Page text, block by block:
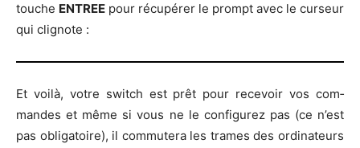
touche ENTREE pour récu­pé­rer le prompt avec le cur­seur
qui clignote :
Et voi­là, votre switch est prêt pour rece­voir vos com­
mandes et même si vous ne le confi­gu­rez pas (ce n’est
pas obli­ga­toire), il com­mu­te­ra les trames des ordi­na­teurs